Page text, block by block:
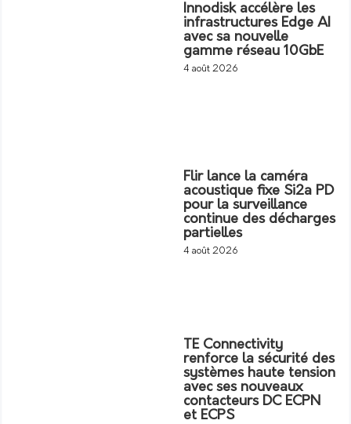
Innodisk accélère les
infrastructures Edge AI
avec sa nouvelle
gamme réseau 10GbE
4 août 2026
Flir lance la caméra
acoustique fixe Si2a PD
pour la surveillance
continue des décharges
partielles
4 août 2026
TE Connectivity
renforce la sécurité des
systèmes haute tension
avec ses nouveaux
contacteurs DC ECPN
et ECPS